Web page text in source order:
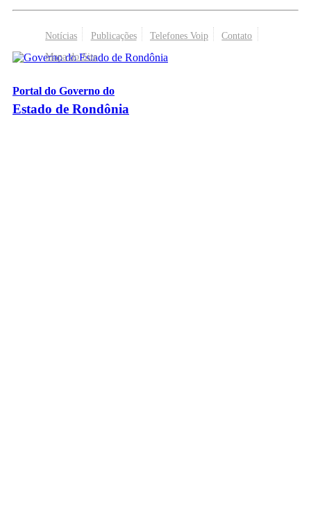
Notícias Publicações Telefones Voip
Contato
Mapa do Site
Portal do Governo do
Estado de Rondônia